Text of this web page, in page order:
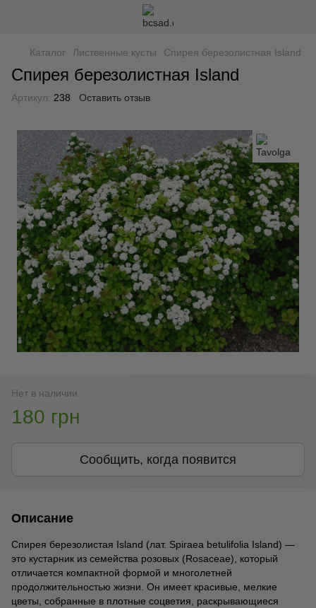
Каталог Лиственные кусты Спирея березолистная Island
Спирея березолистная Island
Артикул: 238 Оставить отзыв
Нет в наличии
180 грн
Сообщить, когда появится
Описание
Спирея березолистая Island (лат. Spiraea betulifolia Island) —
это кустарник из семейства розовых (Rosaceae), который
отличается компактной формой и многолетней
продолжительностью жизни. Он имеет красивые, мелкие
цветы, собранные в плотные соцветия, раскрывающиеся